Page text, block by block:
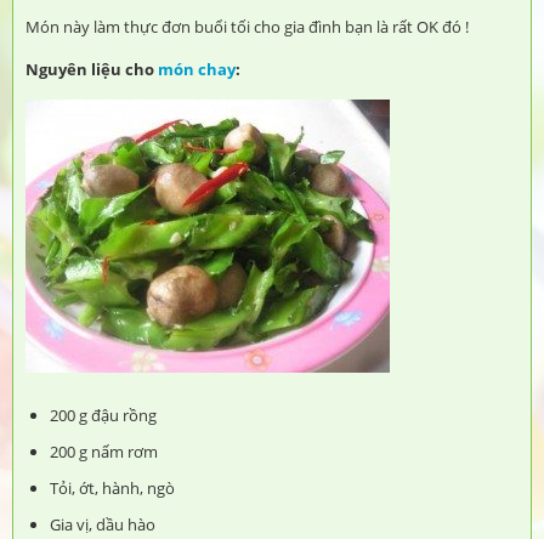
Món này làm thực đơn buổi tối cho gia đình bạn là rất OK đó !
Nguyên liệu cho món chay:
200 g đậu rồng
200 g nấm rơm
Tỏi, ớt, hành, ngò
Gia vị, dầu hào